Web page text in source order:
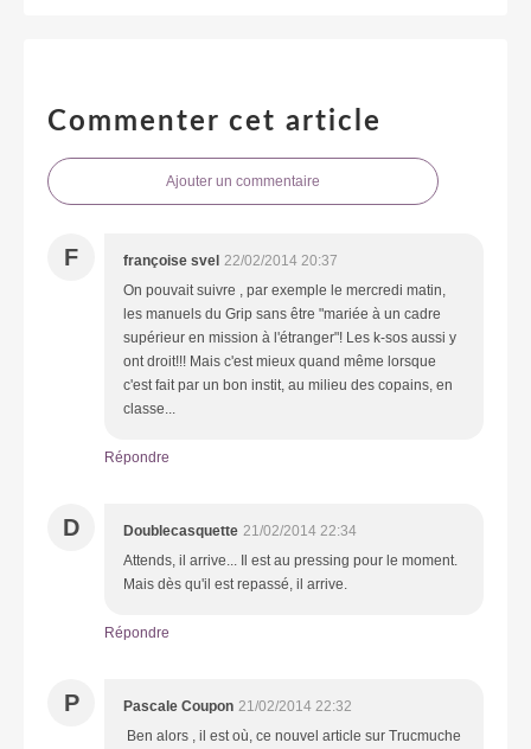
Commenter cet article
Ajouter un commentaire
F françoise svel 22/02/2014 20:37
On pouvait suivre , par exemple le mercredi matin,
les manuels du Grip sans être "mariée à un cadre
supérieur en mission à l'étranger"! Les k-sos aussi y
ont droit!!! Mais c'est mieux quand même lorsque
c'est fait par un bon instit, au milieu des copains, en
classe...
Répondre
D Doublecasquette 21/02/2014 22:34
Attends, il arrive... Il est au pressing pour le moment.
Mais dès qu'il est repassé, il arrive.
Répondre
P Pascale Coupon 21/02/2014 22:32
Ben alors , il est où, ce nouvel article sur Trucmuche